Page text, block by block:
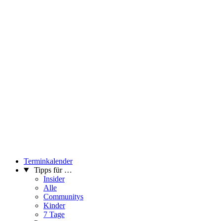
Terminkalender
Tipps für …
Insider
Alle
Communitys
Kinder
7 Tage